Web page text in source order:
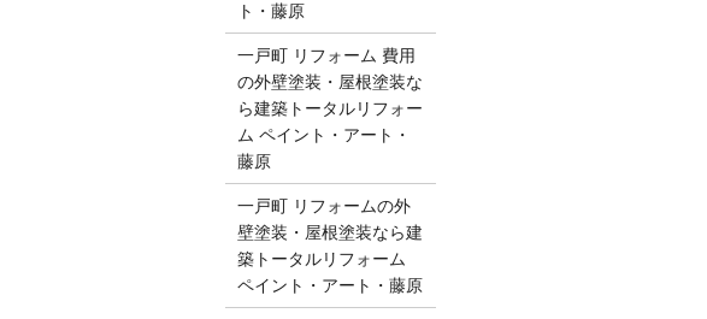
ト・藤原
一戸町 リフォーム 費用
の外壁塗装・屋根塗装な
ら建築トータルリフォー
ム ペイント・アート・
藤原
一戸町 リフォームの外
壁塗装・屋根塗装なら建
築トータルリフォーム
ペイント・アート・藤原